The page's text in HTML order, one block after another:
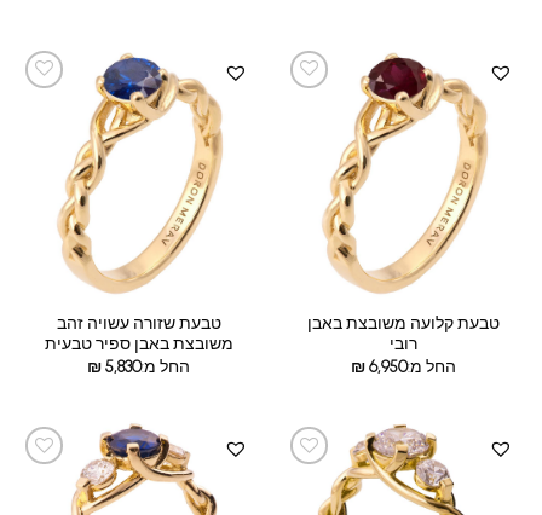
טבעת קלועה משובצת באבן
רובי
החל מ:
₪6,950
טבעת שזורה עשויה זהב
משובצת באבן ספיר טבעית
החל מ:
₪5,830